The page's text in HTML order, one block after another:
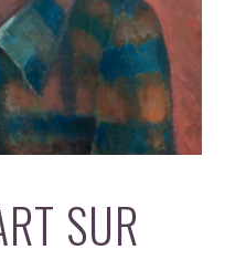
SUR